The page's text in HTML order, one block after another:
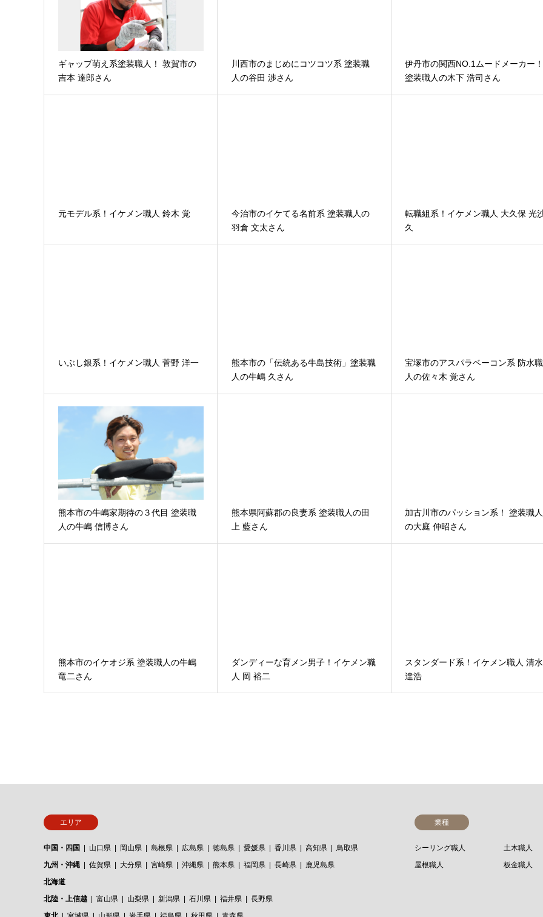
ギャップ萌え系塗装職人！ 敦賀市の
吉本 達郎さん
川西市のまじめにコツコツ系 塗装職
人の谷田 渉さん
伊丹市の関西NO.1ムードメーカー
塗装職人の木下 浩司さん
元モデル系！イケメン職人 鈴木 覚
今治市のイケてる名前系 塗装職人の
羽倉 文太さん
転職組系！イケメン職人 大久保 光
久
いぶし銀系！イケメン職人 菅野 洋一
熊本市の「伝統ある牛島技術」塗装職
人の牛嶋 久さん
宝塚市のアスパラベーコン系 防水職
人の佐々木 覚さん
熊本市の牛嶋家期待の３代目 塗装職
人の牛嶋 信博さん
熊本県阿蘇郡の良妻系 塗装職人の田
上 藍さん
加古川市のパッション系！ 塗装職人
の大庭 伸昭さん
熊本市のイケオジ系 塗装職人の牛嶋
竜二さん
ダンディーな育メン男子！イケメン職
人 岡 裕二
スタンダード系！イケメン職人 清水
達浩
エリア
中国・四国 山口県 岡山県 島根県 広島県 徳島県 愛媛県 香川県 高知県
鳥取県
九州・沖縄
佐賀県 大分県 宮崎県 沖縄県 熊本県 福岡県 長崎県
鹿児島県
北海道
北陸・上信越
富山県 山梨県 新潟県 石川県 福井県
長野県
業種
シーリング職人
土木職人
屋根職人
板金職人